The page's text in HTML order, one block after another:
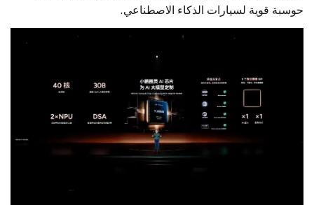
حوسبة قوية لسيارات الذكاء الاصطناعي.